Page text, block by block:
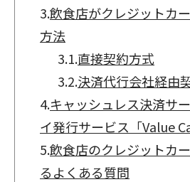
3.飲食店がクレジットカ
方法
3.1.直接契約方式
3.2.決済代行会社経由
4.キャッシュレス決済サ
イ発行サービス「Value
5.飲食店のクレジットカ
るよくある質問